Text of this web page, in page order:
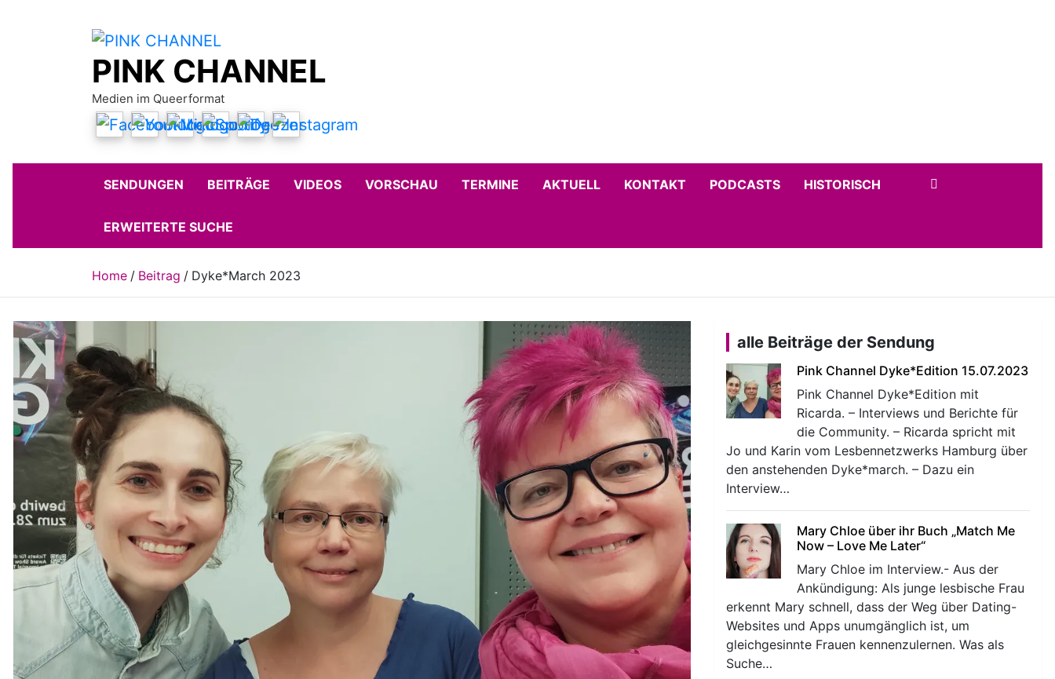
PINK CHANNEL
Medien im Queerformat
SENDUNGEN BEITRÄGE VIDEOS VORSCHAU TERMINE AKTUELL KONTAKT PODCASTS HISTORISCH
ERWEITERTE SUCHE
Home Beitrag Dyke*March 2023
alle Beiträge der Sendung
Pink Channel Dyke*Edition 15.07.2023
Pink Channel Dyke*Edition mit
Ricarda. – Interviews und Berichte für
die Community. – Ricarda spricht mit
Jo und Karin vom Lesbennetzwerks Hamburg über
den anstehenden Dyke*march. – Dazu ein
Interview…
Mary Chloe über ihr Buch „Match Me
Now – Love Me Later“
Mary Chloe im Interview.- Aus der
Ankündigung: Als junge lesbische Frau
erkennt Mary schnell, dass der Weg über Dating-
Websites und Apps unumgänglich ist, um
gleichgesinnte Frauen kennenzulernen. Was als
Suche…